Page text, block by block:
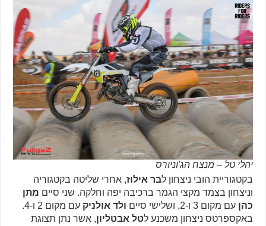
יהלי טל – מנצח הג'וניורס
בקטגוריית הובי ניצחון לבר אילוז, אחרי שליטה בקטגוריה
וניצחון בצמד מקצי הגמר ברכיבה יפה וחלקה. שני סיים מתן
כהן עם מקום 3 ו-2, ושלישי סיים ולד אולניק
עם מקום 2 ו-4.
באקספרטס ניצחון משכנע לטל אבטליון, אשר נתן תצוגת